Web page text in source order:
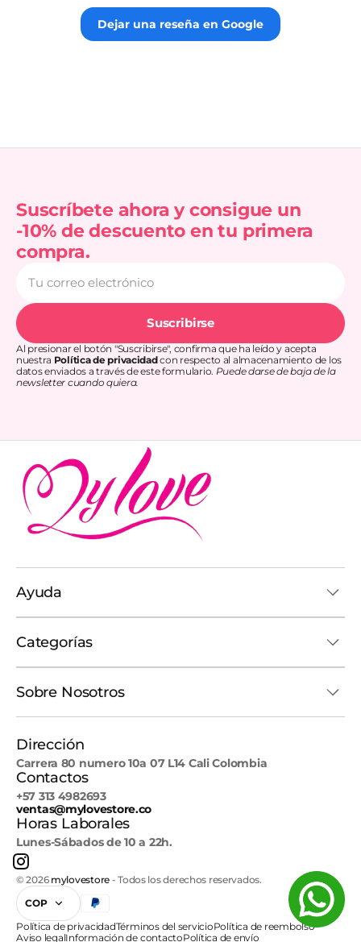
Dejar una reseña en Google
Suscríbete ahora y consigue un
-10% de descuento en tu primera
compra.
correo
electrónico
Suscribirse
Al presionar el botón "Suscribirse", confirma que ha leído y acepta
nuestra Política de privacidadcon respecto al almacenamiento de los
datos enviados a través de este formulario. Puede darse de baja de la
newsletter cuando quiera.
Ayuda
Categorías
Sobre Nosotros
Dirección
Carrera 80 numero 10a 07 L14 Cali Colombia
Contactos
+57 313 4982693
ventas@mylovestore.co
Horas Laborales
Lunes-Sábados de 10 a 22h.
Instagram
© 2026 mylovestore-Todos los derechos reservados.
Política de privacidadTérminos del servicioPolítica de reembolso
Aviso legalInformación de contactoPolítica de envío
COP